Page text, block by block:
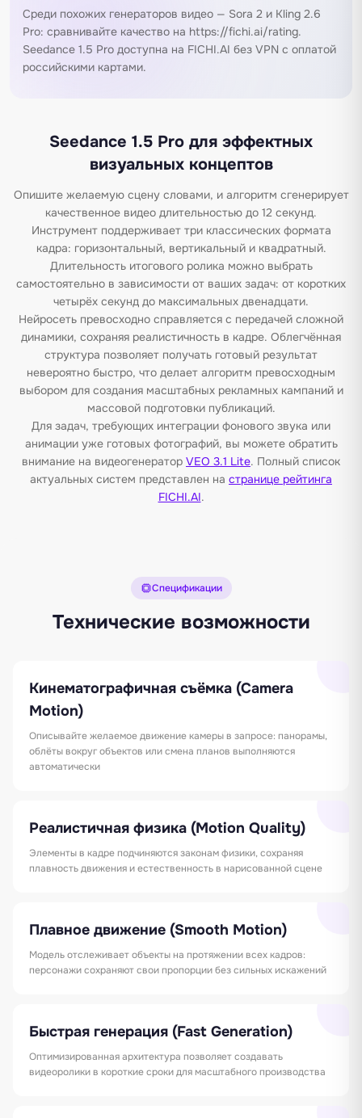
Среди похожих генераторов видео — Sora 2 и Kling 2.6
Pro: сравнивайте качество на https://fichi.ai/rating.
Seedance 1.5 Pro доступна на FICHI.AI без VPN с оплатой
российскими картами.
Seedance 1.5 Pro для эффектных
визуальных концептов
Опишите желаемую сцену словами, и алгоритм сгенерирует
качественное видео длительностью до 12 секунд.
Инструмент поддерживает три классических формата
кадра: горизонтальный, вертикальный и квадратный.
Длительность итогового ролика можно выбрать
самостоятельно в зависимости от ваших задач: от коротких
четырёх секунд до максимальных двенадцати.
Нейросеть превосходно справляется с передачей сложной
динамики, сохраняя реалистичность в кадре. Облегчённая
структура позволяет получать готовый результат
невероятно быстро, что делает алгоритм превосходным
выбором для создания масштабных рекламных кампаний и
массовой подготовки публикаций.
Для задач, требующих интеграции фонового звука или
анимации уже готовых фотографий, вы можете обратить
внимание на видеогенератор VEO 3.1 Lite. Полный список
актуальных систем представлен на странице рейтинга
FICHI.AI.
Спецификации
Технические возможности
Кинематографичная съёмка (Camera
Motion)
Описывайте желаемое движение камеры в запросе: панорамы,
облёты вокруг объектов или смена планов выполняются
автоматически
Реалистичная физика (Motion Quality)
Элементы в кадре подчиняются законам физики, сохраняя
плавность движения и естественность в нарисованной сцене
Плавное движение (Smooth Motion)
Модель отслеживает объекты на протяжении всех кадров:
персонажи сохраняют свои пропорции без сильных искажений
Быстрая генерация (Fast Generation)
Оптимизированная архитектура позволяет создавать
видеоролики в короткие сроки для масштабного производства